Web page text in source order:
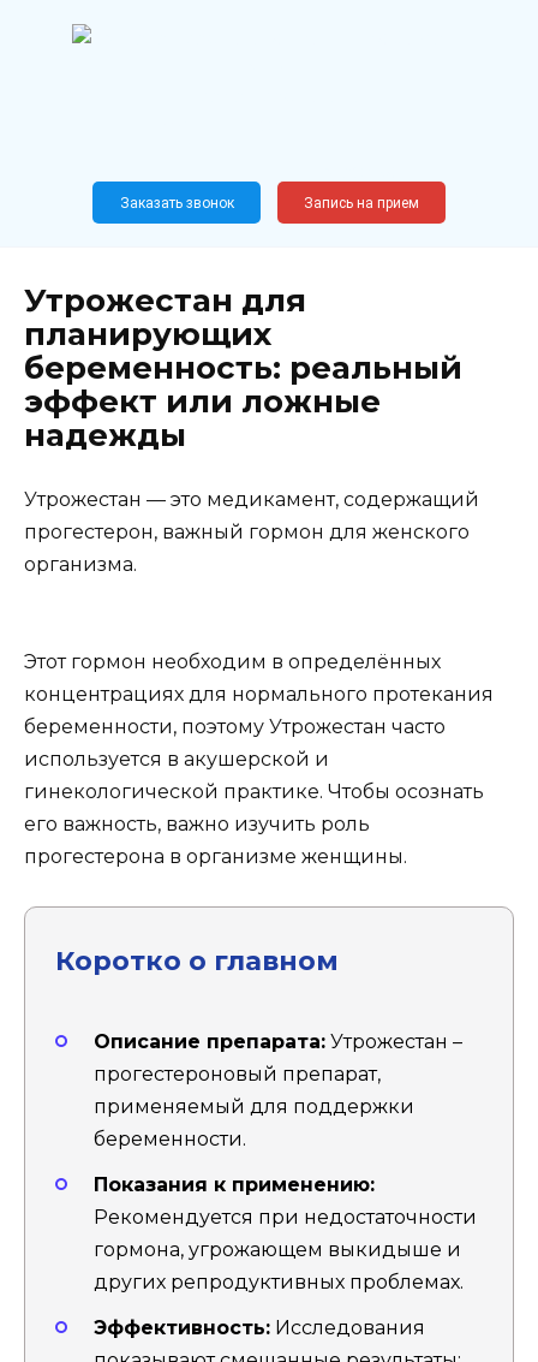
Новослободская, 62, к12
Заказать звонок Запись на прием
Утрожестан для
планирующих
беременность: реальный
эффект или ложные
надежды
Утрожестан — это медикамент, содержащий
прогестерон, важный гормон для женского
организма.
Этот гормон необходим в определённых
концентрациях для нормального протекания
беременности, поэтому Утрожестан часто
используется в акушерской и
гинекологической практике. Чтобы осознать
его важность, важно изучить роль
прогестерона в организме женщины.
Коротко о главном
Описание препарата: Утрожестан –
прогестероновый препарат,
применяемый для поддержки
беременности.
Показания к применению:
Рекомендуется при недостаточности
гормона, угрожающем выкидыше и
других репродуктивных проблемах.
Эффективность: Исследования